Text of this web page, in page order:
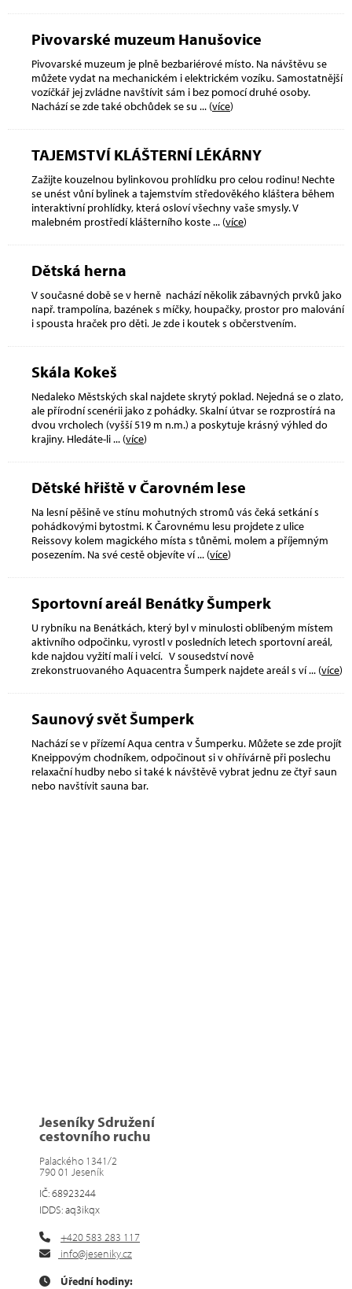
Pivovarské muzeum Hanušovice
Pivovarské muzeum je plně bezbariérové místo. Na návštěvu se
můžete vydat na mechanickém i elektrickém vozíku. Samostatnější
vozíčkář jej zvládne navštívit sám i bez pomocí druhé osoby.
Nachází se zde také obchůdek se su ... (více)
TAJEMSTVÍ KLÁŠTERNÍ LÉKÁRNY
Zažijte kouzelnou bylinkovou prohlídku pro celou rodinu! Nechte
se unést vůní bylinek a tajemstvím středověkého kláštera během
interaktivní prohlídky, která osloví všechny vaše smysly. V
malebném prostředí klášterního koste... (více)
Dětská herna
V současné době se v herně nachází několik zábavných prvků jako
např. trampolína, bazének s míčky, houpačky, prostor pro malování
i spousta hraček pro děti. Je zde i koutek s občerstvením.
Skála Kokeš
Nedaleko Městských skal najdete skrytý poklad. Nejedná se o zlato,
ale přírodní scenérii jako z pohádky. Skalní útvar se rozprostírá na
dvou vrcholech (vyšší 519 m n.m.) a poskytuje krásný výhled do
krajiny. Hledáte-li... (více)
Dětské hřiště v Čarovném lese
Na lesní pěšině ve stínu mohutných stromů vás čeká setkání s
pohádkovými bytostmi. K Čarovnému lesu projdete z ulice
Reissovy kolem magického místa s tůněmi, molem a příjemným
posezením. Na své cestě objevíte ví... (více)
Sportovní areál Benátky Šumperk
U rybníku na Benátkách, který byl v minulosti oblíbeným místem
aktivního odpočinku, vyrostl v posledních letech sportovní areál,
kde najdou vyžití malí i velcí. V sousedství nově
zrekonstruovaného Aquacentra Šumperk najdete areál s ví... (více)
Saunový svět Šumperk
Nachází se v přízemí Aqua centra v Šumperku. Můžete se zde projít
Kneippovým chodníkem, odpočinout si v ohřívárně při poslechu
relaxační hudby nebo si také k návštěvě vybrat jednu ze čtyř saun
nebo navštívit sauna bar.
Jeseníky Sdružení
cestovního ruchu
Palackého 1341/2
790 01 Jeseník
IČ: 68923244
IDDS: aq3ikqx
+420 583 283 117
info@jeseniky.cz
Úřední hodiny: